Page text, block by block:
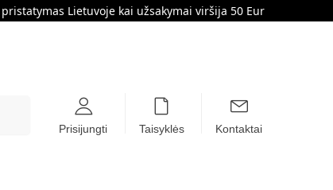
Lietuvoje kai užsakymai viršija 50 Eur
Prisijungti Taisyklės Kontaktai